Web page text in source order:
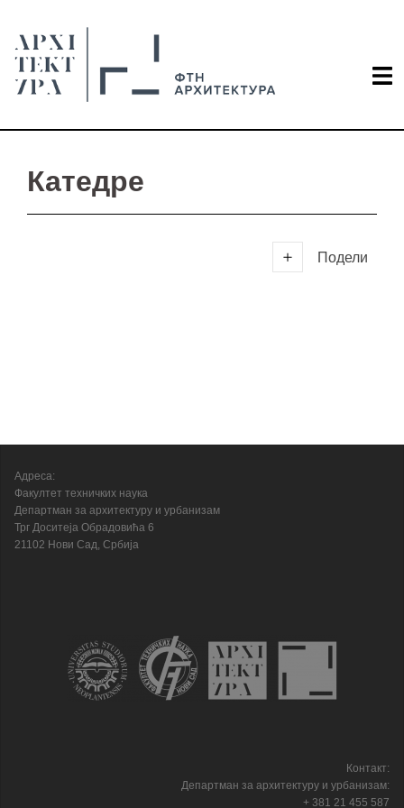
Катедре
Подели
Адреса:
Факултет техничких наука
Департман за архитектуру и урбанизам
Трг Доситеја Обрадовића 6
21102 Нови Сад, Србија
Контакт:
Департман за архитектуру и урбанизам:
+ 381 21 455 587